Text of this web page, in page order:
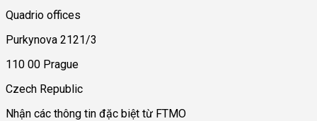
Quadrio offices
Purkynova 2121/3
110 00 Prague
Czech Republic
Nhận các thông tin đặc biệt từ FTMO